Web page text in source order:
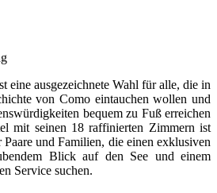
eine ausgezeichnete Wahl für alle, die in
von Como eintauchen wollen und
bequem zu Fuß erreichen
mit seinen 18 raffinierten Zimmern ist
und Familien, die einen exklusiven
Blick auf den See und einem
Service suchen.